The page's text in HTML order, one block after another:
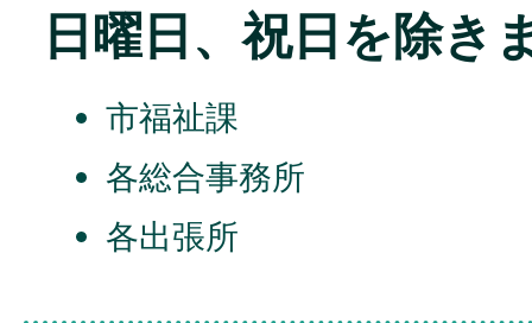
日曜日、祝日を除き
市福祉課
各総合事務所
各出張所